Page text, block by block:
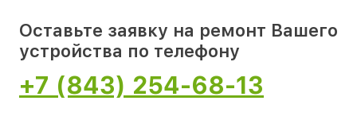
Оставьте заявку на ремонт Вашего
устройства по телефону
+7 (843) 254-68-13